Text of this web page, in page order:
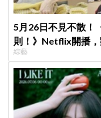
5月26日不見不散！
則！》Netflix開播，
邊佑錫累到靈魂出竅
綜藝